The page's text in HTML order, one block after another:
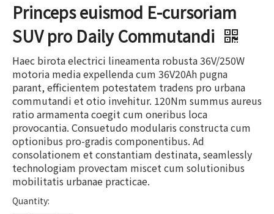
Princeps euismod E-cursoriam
SUV pro Daily Commutandi
Haec birota electrici lineamenta robusta 36V/250W
motoria media expellenda cum 36V20Ah pugna
parant, efficientem potestatem tradens pro urbana
commutandi et otio invehitur. 120Nm summus aureus
ratio armamenta coegit cum oneribus loca
provocantia. Consuetudo modularis constructa cum
optionibus pro-gradis componentibus. Ad
consolationem et constantiam destinata, seamlessly
technologiam provectam miscet cum solutionibus
mobilitatis urbanae practicae.
Quantity: